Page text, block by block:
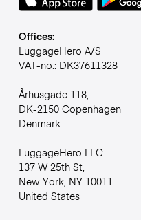
Offices:
LuggageHero A/S
VAT-no.: DK37611328
Århusgade 118,
DK-2150 Copenhagen
Denmark
LuggageHero LLC
137 W 25th St,
New York, NY 10011
United States